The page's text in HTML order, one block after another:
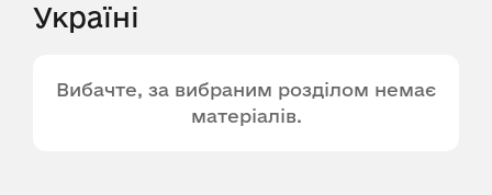
Україні
Вибачте, за вибраним розділом немає
матеріалів.